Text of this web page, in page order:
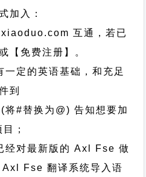
加入：
互通，若已
【免费注册】。
定的英语基础，和充足
到
#替换为@) 告知想要加
；
经对最新版的 Axl Fse 做
Axl Fse 翻译系统导入语